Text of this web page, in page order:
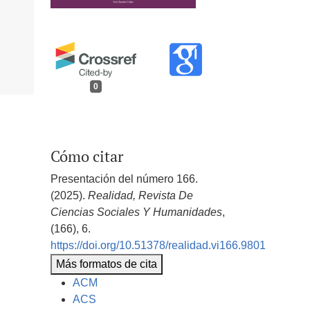
0
Cómo citar
Presentación del número 166.
(2025). Realidad, Revista De
Ciencias Sociales Y Humanidades,
(166), 6.
https://doi.org/10.51378/realidad.vi166.9801
Más formatos de cita
ACM
ACS